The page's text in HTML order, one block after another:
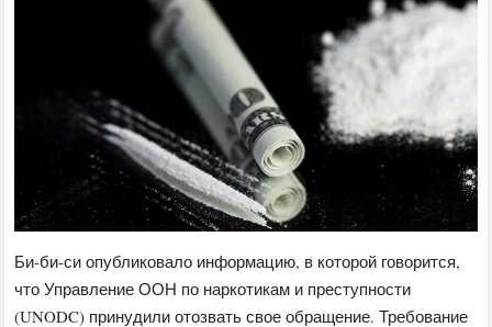
Би-би-си опубликовало информацию, в которой говорится,
что Управление ООН по наркотикам и преступности
(UNODC) принудили отозвать свое обращение. Требование